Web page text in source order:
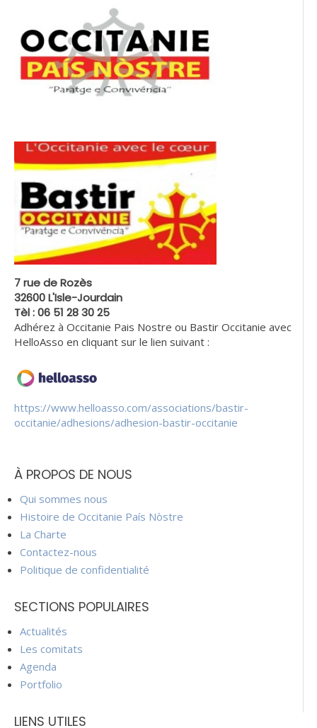
7 rue de Rozès
32600 L'Isle-Jourdain
Tèl : 06 51 28 30 25
Adhérez à Occitanie Pais Nostre ou Bastir Occitanie avec
HelloAsso en cliquant sur le lien suivant :
https://www.helloasso.com/associations/bastir-
occitanie/adhesions/adhesion-bastir-occitanie
À PROPOS DE NOUS
Qui sommes nous
Histoire de Occitanie País Nòstre
La Charte
Contactez-nous
Politique de confidentialité
SECTIONS POPULAIRES
Actualités
Les comitats
Agenda
Portfolio
LIENS UTILES